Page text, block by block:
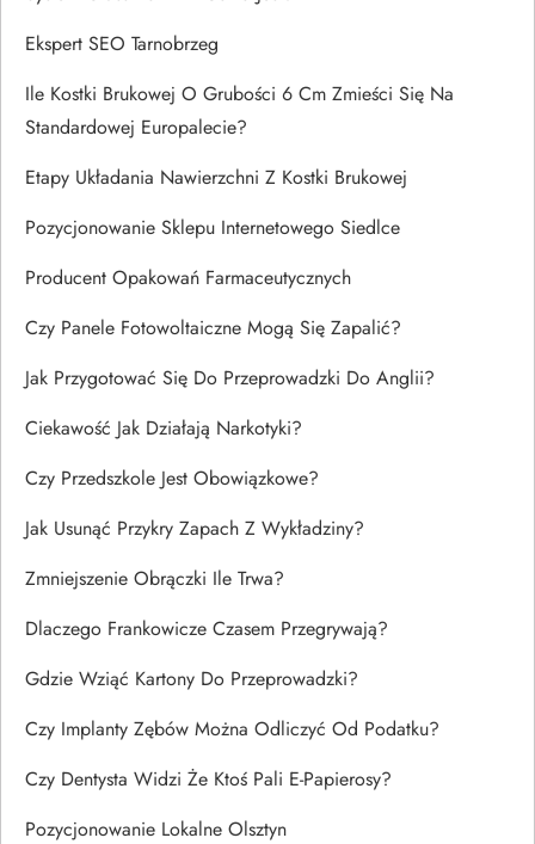
Ekspert SEO Tarnobrzeg
Ile Kostki Brukowej O Grubości 6 Cm Zmieści Się Na
Standardowej Europalecie?
Etapy Układania Nawierzchni Z Kostki Brukowej
Pozycjonowanie Sklepu Internetowego Siedlce
Producent Opakowań Farmaceutycznych
Czy Panele Fotowoltaiczne Mogą Się Zapalić?
Jak Przygotować Się Do Przeprowadzki Do Anglii?
Ciekawość Jak Działają Narkotyki?
Czy Przedszkole Jest Obowiązkowe?
Jak Usunąć Przykry Zapach Z Wykładziny?
Zmniejszenie Obrączki Ile Trwa?
Dlaczego Frankowicze Czasem Przegrywają?
Gdzie Wziąć Kartony Do Przeprowadzki?
Czy Implanty Zębów Można Odliczyć Od Podatku?
Czy Dentysta Widzi Że Ktoś Pali E-Papierosy?
Pozycjonowanie Lokalne Olsztyn